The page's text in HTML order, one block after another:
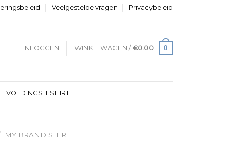
Veelgestelde vragen Privacybeleid
INLOGGEN WINKELWAGEN / €0.00 0
VOEDINGS T SHIRT
MY BRAND SHIRT